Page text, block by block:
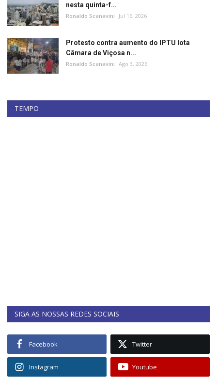
nesta quinta-f...
Ronaldo Scanavini Jul 16, 2026
Protesto contra aumento do IPTU lota
Câmara de Viçosa n...
Ronaldo Scanavini Ago 3, 2026
TEMPO
SIGA AS NOSSAS REDES SOCIAIS
Facebook Twitter
Instagram Youtube